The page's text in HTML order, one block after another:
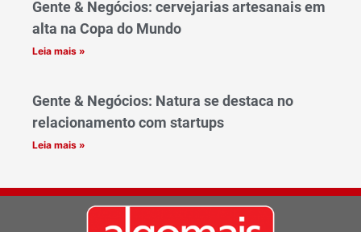
Gente & Negócios: cervejarias artesanais em
alta na Copa do Mundo
Leia mais »
Gente & Negócios: Natura se destaca no
relacionamento com startups
Leia mais »